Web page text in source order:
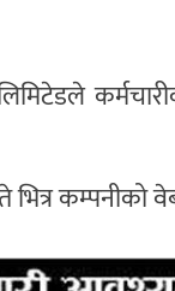
लिमिटेडले